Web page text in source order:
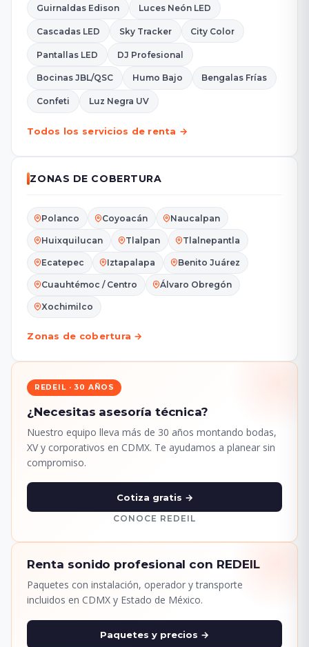
Guirnaldas Edison Luces Neón LED
Cascadas LED Sky Tracker City Color
Pantallas LED DJ Profesional
Bocinas JBL/QSC Humo Bajo Bengalas Frías
Confeti Luz Negra UV
Todos los servicios de renta →
ZONAS DE COBERTURA
Polanco Coyoacán Naucalpan
Huixquilucan Tlalpan Tlalnepantla
Ecatepec Iztapalapa Benito Juárez
Cuauhtémoc / Centro Álvaro Obregón
Xochimilco
Zonas de cobertura →
REDEIL · 30 AÑOS
¿Necesitas asesoría técnica?
Nuestro equipo lleva más de 30 años montando bodas,
XV y corporativos en CDMX. Te ayudamos a planear sin
compromiso.
Cotiza gratis →
CONOCE REDEIL
Renta sonido profesional con REDEIL
Paquetes con instalación, operador y transporte
incluidos en CDMX y Estado de México.
Paquetes y precios →